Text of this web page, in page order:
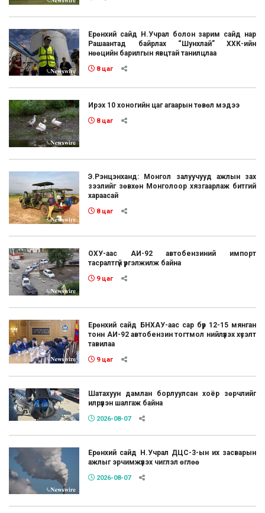
Ерөнхий сайд Н.Учрал болон зарим сайд нар
Рашаантад байрлах “Шунхлай” ХХК-ийн
нөөцийн барилгын явцтай танилцлаа
8 цаг
Ирэх 10 хоногийн цаг агаарын төвөл мэдээ
8 цаг
Э.Рэнцэнханд: Монгол залуучууд ажлын зах
зээлийг зөвхөн Монголоор хязгаарлаж битгий
хараасай
8 цаг
ОХУ-аас АИ-92 автобензиний импорт
тасралтгүй үргэлжилж байна
9 цаг
Ерөнхий сайд БНХАУ-аас сар бүр 12-15 мянган
тонн АИ-92 автобензин тогтмол нийлүүлэх хүсэлт
тавилаа
9 цаг
Шатахуун дамлан борлуулсан хоёр зөрчлийг
илрүүлэн шалгаж байна
2026-08-07
Ерөнхий сайд Н.Учрал ДЦС-3-ын их засварын
ажлыг эрчимжүүлэх чиглэл өглөө
2026-08-07